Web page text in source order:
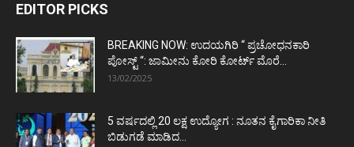
EDITOR PICKS
BREAKING NOW: ಉದಯಗಿರಿ “ ಪ್ರಚೋಧನಕಾರಿ
ಪೋಸ್ಟ್‌ “: ಜಾಮೀನು ಕೋರಿ ಕೋರ್ಟ್‌ ಮೊರೆ...
13/02/2025
5 ವರ್ಷದಲ್ಲಿ 20 ಲಕ್ಷ ಉದ್ಯೋಗ : ನೂತನ ಕೈಗಾರಿಕಾ ನೀತಿ
ಬಿಡುಗಡೆ ಮಾಡಿದ...